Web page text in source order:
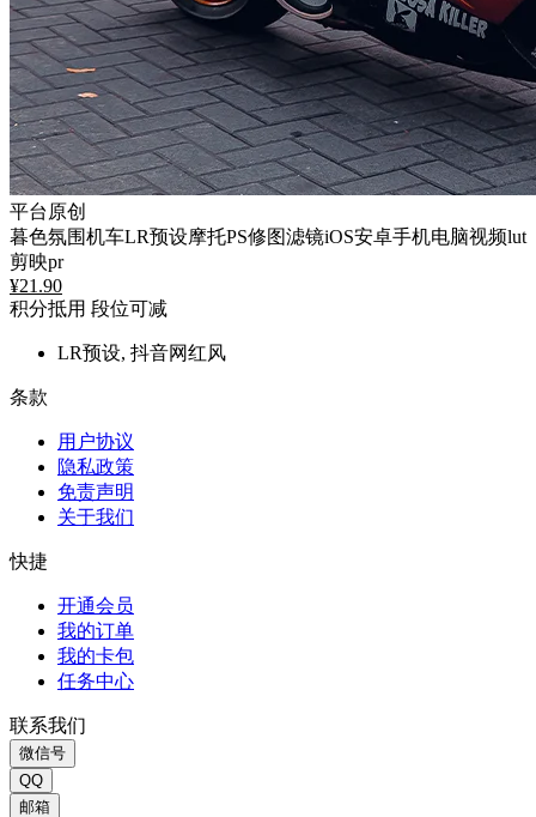
平台原创
暮色氛围机车LR预设摩托PS修图滤镜iOS安卓手机电脑视频lut
剪映pr
¥21.90
积分抵用 段位可减
LR预设, 抖音网红风
条款
用户协议
隐私政策
免责声明
关于我们
快捷
开通会员
我的订单
我的卡包
任务中心
联系我们
微信号
QQ
邮箱